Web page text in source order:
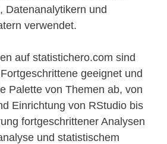
Datenanalytikern und
verwendet.
auf statistichero.com sind
geeignet und
Palette von Themen ab, von
Einrichtung von RStudio bis
fortgeschrittener Analysen
und statistischem